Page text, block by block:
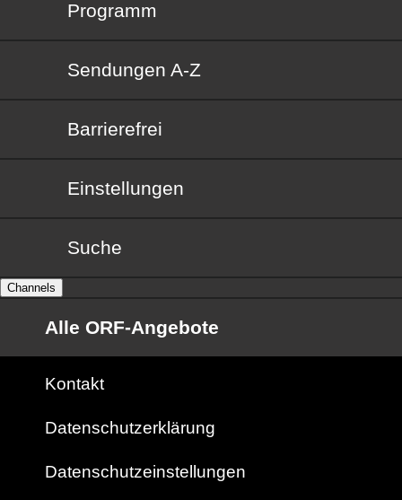
Programm
Sendungen von A bis Z
Sendungen A-Z
Barrierefrei
Barrierefrei
Einstellungen
Suche
Channels
Alle ORF-Angebote
Kontakt
Datenschutzerklärung
Datenschutzeinstellungen